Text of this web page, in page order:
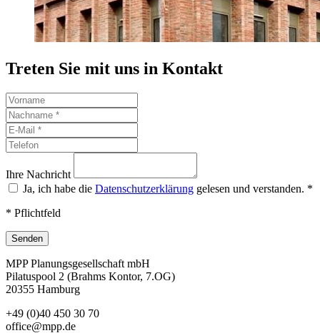
Treten Sie mit uns in Kontakt
Ihre Nachricht
Ja, ich habe die Datenschutzerklärung gelesen und verstanden. *
* Pflichtfeld
Senden
MPP Planungsgesellschaft mbH
Pilatuspool 2 (Brahms Kontor, 7.OG)
20355 Hamburg
+49 (0)40 450 30 70
office@mpp.de